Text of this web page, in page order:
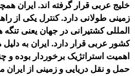
خلیج عربی قرار گرفته اند. ایران
زمینی طولانی دارد. کنترل یکی از
المللی کشتیرانی در جهان یعنی تنگه
کشور عربی قرار دارد. ایران به دلیل
اهمیت استراتژیک برخوردار بوده و
حمل و نقل دریایی و زمینی از ایران